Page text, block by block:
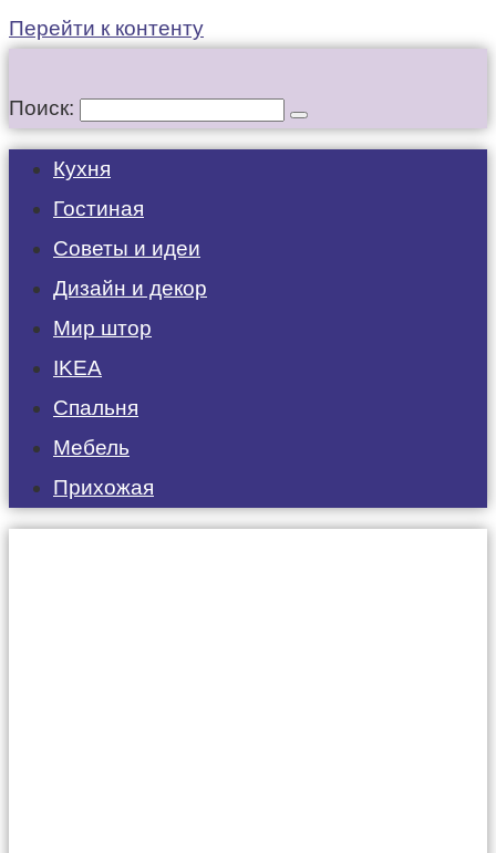
Перейти к контенту
Поиск:
Кухня
Гостиная
Советы и идеи
Дизайн и декор
Мир штор
IKEA
Спальня
Мебель
Прихожая